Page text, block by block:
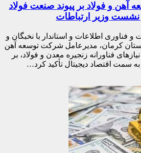
آهن و فولاد بر پیوند صنعت فولاد
نشست وزیر ارتباطات
فناوری اطلاعات و استاندار با نخبگان و
کرمان، مدیرعامل شرکت توسعه آهن
فناورانه زنجیره معدن و فولاد، بر
سمت اقتصاد دیجیتال تأکید کرد…